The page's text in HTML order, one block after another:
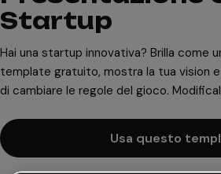
Startup
Hai una startup innovativa? Brilla come
template gratuito, mostra la tua vision
di cambiare le regole del gioco.
Usa questo